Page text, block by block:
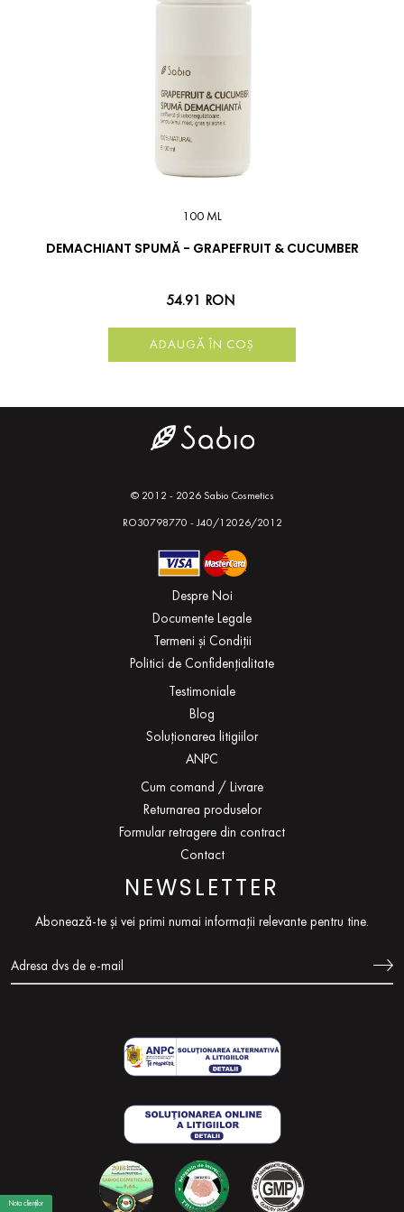
100 ML
DEMACHIANT SPUMĂ - GRAPEFRUIT & CUCUMBER
54.91 RON
ADAUGĂ ÎN COȘ
© 2012 - 2026 Sabio Cosmetics
RO30798770 - J40/12026/2012
Despre Noi
Documente Legale
Termeni și Condiții
Politici de Confidențialitate
Testimoniale
Blog
Soluționarea litigiilor
ANPC
Cum comand / Livrare
Returnarea produselor
Formular retragere din contract
Contact
NEWSLETTER
Abonează-te și vei primi numai informații relevante pentru tine.
Nota clienților